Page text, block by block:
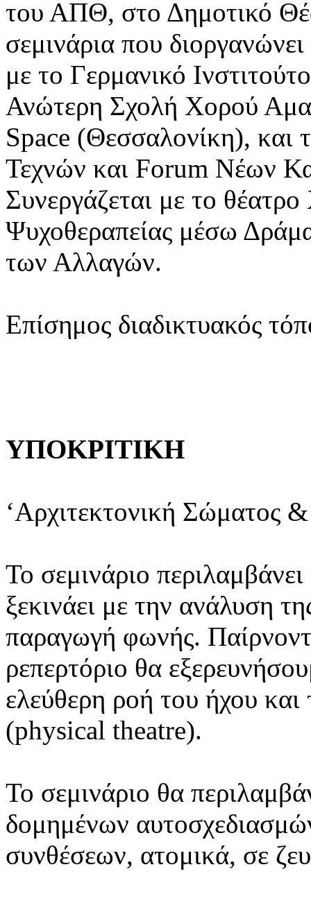
του ΑΠΘ, στο Δημοτικό
σεμινάρια που
με το Γερμανικό
Ανώτερη Σχολή Χορού
Space (Θεσσαλονίκη), και
Τεχνών και Forum Νέων
Συνεργάζεται με το
Ψυχοθεραπείας μέσω
των Αλλαγών.
Επίσημος διαδικτυακός
ΥΠΟΚΡΙΤΙΚΗ
‘Αρχιτεκτονική Σώματος
Το σεμινάριο
ξεκινάει με την ανάλυση
παραγωγή φωνής.
ρεπερτόριο θα
ελεύθερη ροή του ήχου
(physical theatre).
Το σεμινάριο θα
δομημένων
συνθέσεων, ατομικά, σε